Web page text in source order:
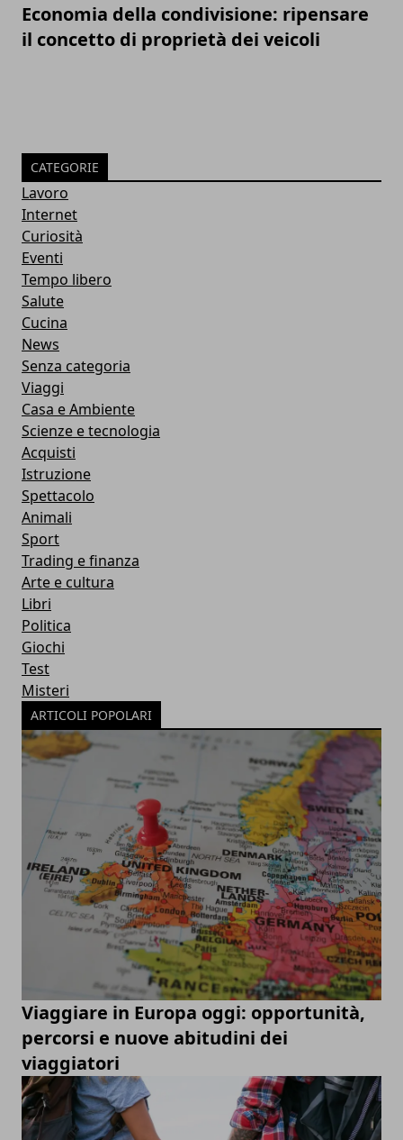
Economia della condivisione: ripensare
il concetto di proprietà dei veicoli
CATEGORIE
Lavoro
Internet
Curiosità
Eventi
Tempo libero
Salute
Cucina
News
Senza categoria
Viaggi
Casa e Ambiente
Scienze e tecnologia
Acquisti
Istruzione
Spettacolo
Animali
Sport
Trading e finanza
Arte e cultura
Libri
Politica
Giochi
Test
Misteri
ARTICOLI POPOLARI
Viaggiare in Europa oggi: opportunità,
percorsi e nuove abitudini dei
viaggiatori